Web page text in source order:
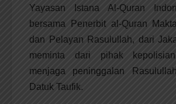
Yayasan Istana Al-Quran
bersama Penerbit al-Quran
dan Pelayan Rasulullah, dari
meminta dari pihak
menjaga peninggalan
Datuk Taufik.